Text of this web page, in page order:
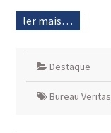
ler mais…
Destaque
Bureau Veritas